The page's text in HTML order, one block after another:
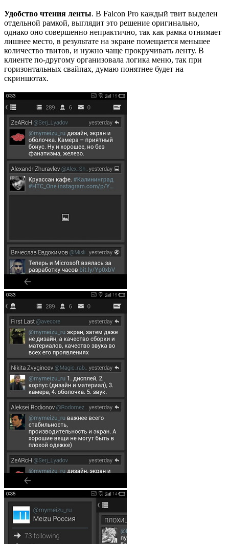
Удобство чтения ленты. В Falcon Pro каждый твит выделен
отдельной рамкой, выглядит это решение оригинально,
однако оно совершенно непрактично, так как рамка отнимает
лишнее место, в результате на экране помещается меньшее
количество твитов, и нужно чаще прокручивать ленту. В
клиенте по-другому организовала логика меню, так при
горизонтальных свайпах, думаю понятнее будет на
скриншотах.